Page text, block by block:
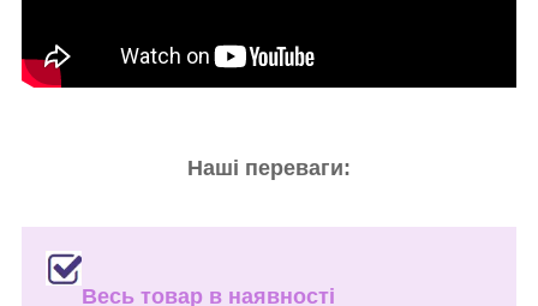
Наші переваги:
Весь товар в наявності